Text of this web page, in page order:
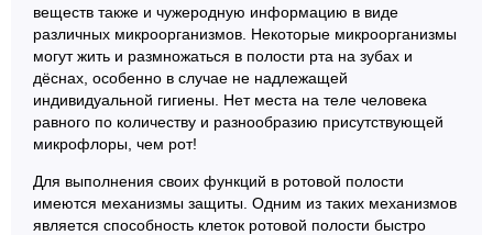
веществ также и чужеродную информацию в виде
различных микроорганизмов. Некоторые микроорганизмы
могут жить и размножаться в полости рта на зубах и
дёснах, особенно в случае не надлежащей
индивидуальной гигиены. Нет места на теле человека
равного по количеству и разнообразию присутствующей
микрофлоры, чем рот!
Для выполнения своих функций в ротовой полости
имеются механизмы защиты. Одним из таких механизмов
является способность клеток ротовой полости быстро